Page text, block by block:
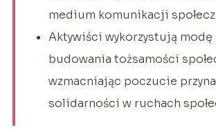
medium komunikacji
Aktywiści wykorzystują modę
budowania tożsamości
wzmacniając poczucie
solidarności w ruchach